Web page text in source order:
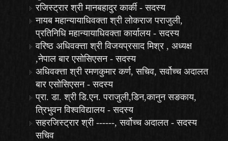
रजिस्ट्रार श्री मानबहादुर कार्की - सदस्य
नायब महान्यायाधिवक्ता श्री लोकराज पराजुली,
प्रतिनिधि महान्यायाधिवक्ता कार्यालय - सदस्य
वरिष्ठ अधिवक्त्ता श्री विजयप्रसाद मिश्र , अध्यक्ष
,नेपाल बार एसोसिएसन - सदस्य
अधिवक्त्ता श्री रमणकुमार कर्ण, सचिव, सर्वोच्च अदालत
बार एसोसिएसन - सदस्य
प्रा. डा. श्री डि.एन. पराजुली,डिन,कानुन सङकाय,
त्रिभुवन विश्वविद्यालय - सदस्य
सहरजिस्ट्रार श्री ------, सर्वोच्च अदालत - सदस्य
सचिव